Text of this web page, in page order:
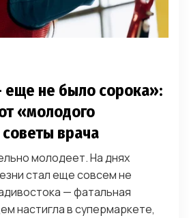
не было сорока»:
«молодого
врача
молодеет. На днях
стал еще совсем не
— фатальная
настигла в супермаркете,